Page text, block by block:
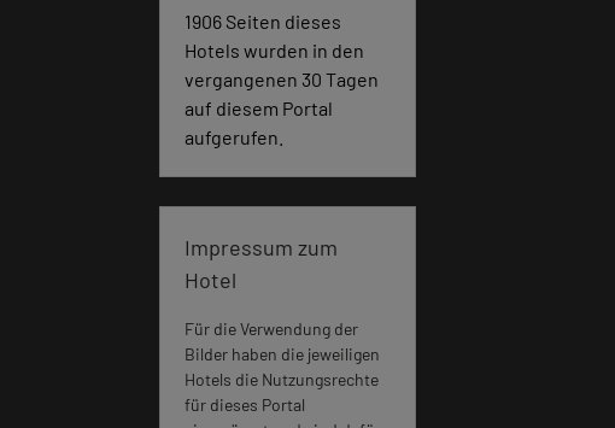
1906 Seiten dieses
Hotels wurden in den
vergangenen 30 Tagen
auf diesem Portal
aufgerufen.
Impressum zum
Hotel
Für die Verwendung der
Bilder haben die jeweiligen
Hotels die Nutzungsrechte
für dieses Portal